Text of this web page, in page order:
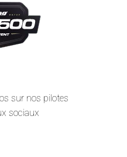
sur nos pilotes
sociaux